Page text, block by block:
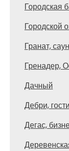
Городская
Городской
Гранат,
Гренадер,
Дачный
Дебри,
Дегас,